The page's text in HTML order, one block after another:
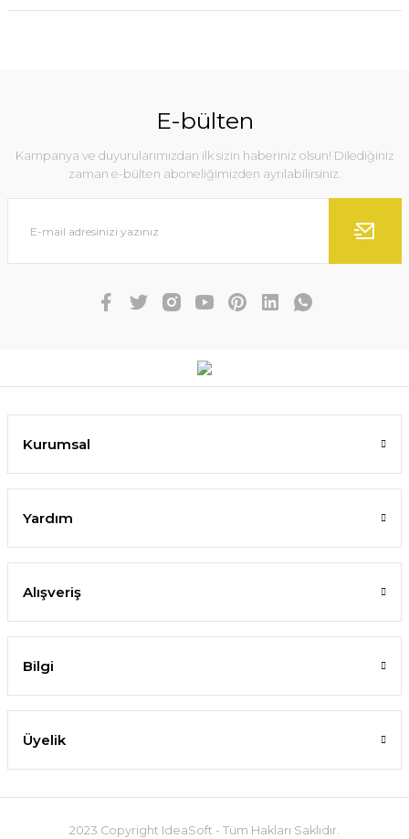
E-bülten
Kampanya ve duyurularımızdan ilk sizin haberiniz olsun! Dilediğiniz
zaman e-bülten aboneliğimizden ayrılabilirsiniz.
Kurumsal
Yardım
Alışveriş
Bilgi
Üyelik
2023 Copyright IdeaSoft - Tüm Hakları Saklıdır.